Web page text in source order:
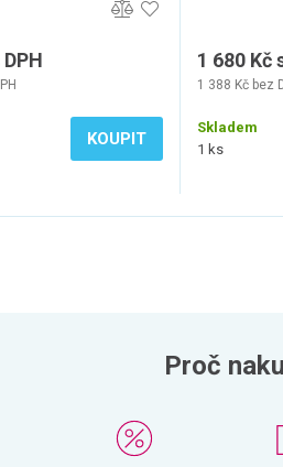
KOUPIT
1 680 Kč
1 388 Kč bez
Skladem
1 ks
Proč